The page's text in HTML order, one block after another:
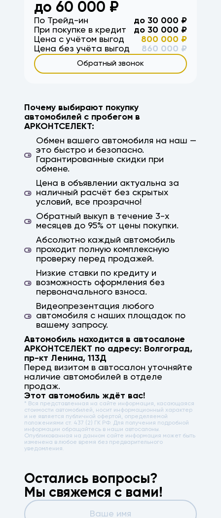
до 60 000 ₽
По Трейд-ин до 30 000 ₽
При покупке в кредит
до 30 000 ₽
Цена с учётом выгод
800 000 ₽
Цена без учёта выгод
860 000 ₽
Обратный звонок
Почему выбирают покупку
автомобилей с пробегом в
АРКОНТСЕЛЕКТ:
Обмен вашего автомобиля на наш —
это быстро и безопасно.
Гарантированные скидки при
обмене.
Цена в объявлении актуальна за
наличный расчёт без скрытых
условий, все прозрачно!
Обратный выкуп в течение 3-х
месяцев до 95% от цены покупки.
Абсолютно каждый автомобиль
проходит полную комплексную
проверку перед продажей.
Низкие ставки по кредиту и
возможность оформления без
первоначального взноса.
Видеопрезентация любого
автомобиля с наших площадок по
вашему запросу.
Автомобиль находится в автосалоне
АРКОНТСЕЛЕКТ по адресу: Волгоград,
пр-кт Ленина, 113Д
Перед визитом в автосалон уточняйте
наличие автомобилей в отделе
продаж.
Этот автомобиль ждёт вас!
* Вся представленная на сайте информация, касающаяся
стоимости автомобилей, носит информационный характер
и не является публичной офертой, определяемой
положениями ст. 437 (2) ГК РФ. Для получения подробной
информации обращайтесь в наши автосалоны.
Опубликованная на данном сайте информация может быть
изменена в любое время без предварительного
уведомления.
Остались вопросы?
Мы свяжемся с вами!